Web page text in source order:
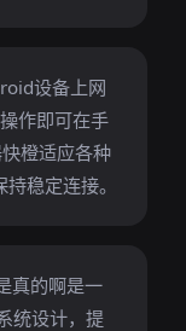
设备上网
作即可在手
橙适应各种
稳定连接。
真的啊是一
统设计，提